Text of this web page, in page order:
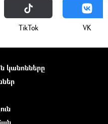
ТikТоk VK
կանոնները